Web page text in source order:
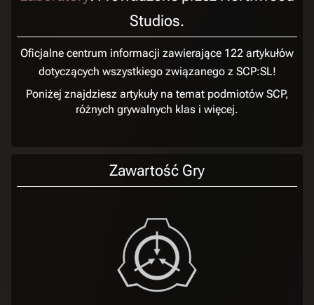
Studios.
Oficjalne centrum informacji zawierające 122 artykułów
dotyczących wszystkiego związanego z SCP:SL!
Poniżej znajdziesz artykuły na temat podmiotów SCP,
różnych grywalnych klas i więcej.
Zawartość Gry